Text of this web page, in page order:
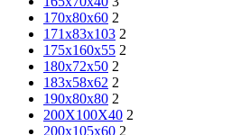
170x80x60 2
171x83x103 2
175x160x55 2
180x72x50 2
183x58x62 2
190x80x80 2
200X100X40 2
200x105x60 2